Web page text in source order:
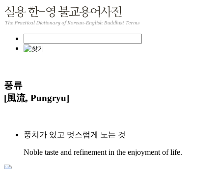
풍류
[風流, Pungryu]
풍치가 있고 멋스럽게 노는 것
Noble taste and refinement in the enjoyment of life.